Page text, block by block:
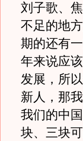
刘子歌、
不足的地
期的还有
年来说应
发展，所
新人，那
我们的中
块、三块